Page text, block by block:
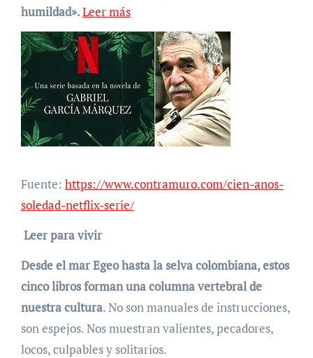
humildad».Leer más
Fuente: https://www.contramuro.com/cien-anos-
soledad-netflix-serie/
Leer para vivir
Desde el mar Egeo hasta la selva colombiana, estos
cinco libros forman una columna vertebral de
nuestra cultura. No son manuales de instrucciones,
son espejos. Nos muestran valientes, pecadores,
locos, culpables y solitarios.